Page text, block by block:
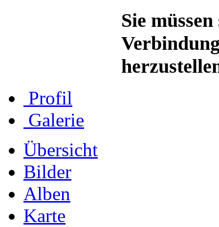
Sie
Profil
Galerie
Übersicht
Bilder
Alben
Karte